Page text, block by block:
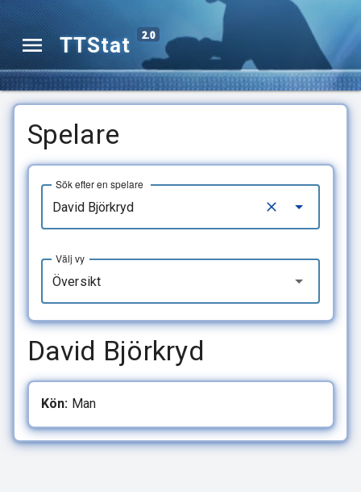
TTStat 2.0
Spelare
Sök efter en spelare
Översikt
Välj vy
David Björkryd
Kön: Man